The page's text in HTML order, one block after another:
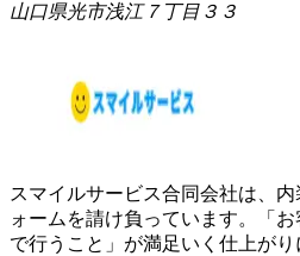
山口県光市浅江７丁目３３
スマイルサービス合同会社は、
ォームを請け負っています。「
で行うこと」が満足いく仕上が